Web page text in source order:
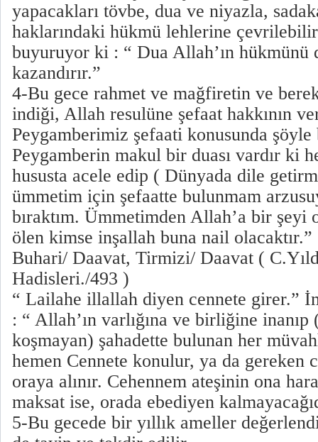
yapacakları tövbe, dua ve niyazla,
haklarındaki hükmü lehlerine
buyuruyor ki : “ Dua Allah’ın
kazandırır.”
4-Bu gece rahmet ve mağfiretin ve
indiği, Allah resulüne şefaat hakkının
Peygamberimiz şefaati konusunda
Peygamberin makul bir duası vardır ki
hususta acele edip ( Dünyada dile
ümmetim için şefaatte bulunmam
bıraktım. Ümmetimden Allah’a bir şeyi
ölen kimse inşallah buna nail
Buhari/ Daavat, Tirmizi/ Daavat (
Hadisleri./493 )
“ Lailahe illallah diyen cennete girer.”
: “ Allah’ın varlığına ve birliğine
koşmayan) şahadette bulunan her
hemen Cennete konulur, ya da gereken
oraya alınır. Cehennem ateşinin ona
maksat ise, orada ebediyen
5-Bu gecede bir yıllık ameller